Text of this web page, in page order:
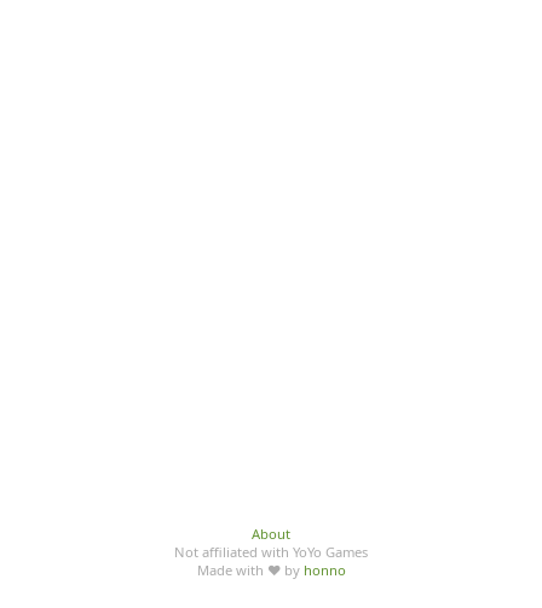
About
Not affiliated with YoYo Games
Made with ♥ by honno